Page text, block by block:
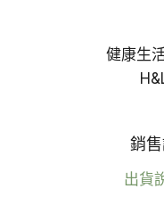
健康生
銷
出貨